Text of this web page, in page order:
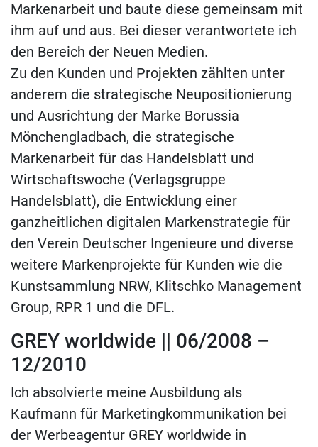
Markenarbeit und baute diese gemeinsam mit
ihm auf und aus. Bei dieser verantwortete ich
den Bereich der Neuen Medien.
Zu den Kunden und Projekten zählten unter
anderem die strategische Neupositionierung
und Ausrichtung der Marke Borussia
Mönchengladbach, die strategische
Markenarbeit für das Handelsblatt und
Wirtschaftswoche (Verlagsgruppe
Handelsblatt), die Entwicklung einer
ganzheitlichen digitalen Markenstrategie für
den Verein Deutscher Ingenieure und diverse
weitere Markenprojekte für Kunden wie die
Kunstsammlung NRW, Klitschko Management
Group, RPR 1 und die DFL.
GREY worldwide || 06/2008 –
12/2010
Ich absolvierte meine Ausbildung als
Kaufmann für Marketingkommunikation bei
der Werbeagentur GREY worldwide in